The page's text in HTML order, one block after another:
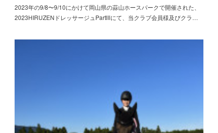
2023年の9/8〜9/10にかけて岡山県の蒜山ホースパークで開催された、
2023HIRUZENドレッサージュPartⅢにて、当クラブ会員様及びクラ…